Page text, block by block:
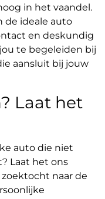
in het vaandel.
de ideale auto
en deskundig
te begeleiden bij
aansluit bij jouw
Laat het
auto die niet
Laat het ons
naar de